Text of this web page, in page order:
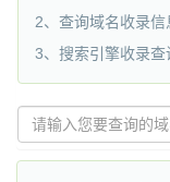
2、查询域名收录信
3、搜索引擎收录查